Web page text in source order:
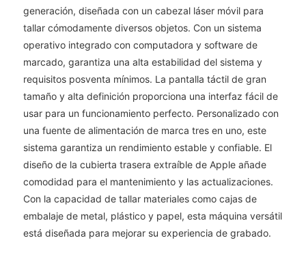
generación, diseñada con un cabezal láser móvil para
tallar cómodamente diversos objetos. Con un sistema
operativo integrado con computadora y software de
marcado, garantiza una alta estabilidad del sistema y
requisitos posventa mínimos. La pantalla táctil de gran
tamaño y alta definición proporciona una interfaz fácil de
usar para un funcionamiento perfecto. Personalizado con
una fuente de alimentación de marca tres en uno, este
sistema garantiza un rendimiento estable y confiable. El
diseño de la cubierta trasera extraíble de Apple añade
comodidad para el mantenimiento y las actualizaciones.
Con la capacidad de tallar materiales como cajas de
embalaje de metal, plástico y papel, esta máquina versátil
está diseñada para mejorar su experiencia de grabado.